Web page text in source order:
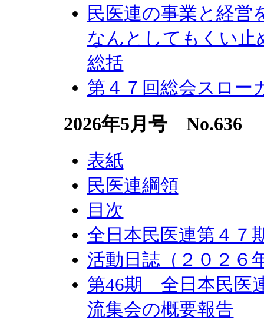
民医連の事業と経営
なんとしてもくい
総括
第４７回総会スロー
2026年5月号 No.636
表紙
民医連綱領
目次
全日本民医連第４
活動日誌（２０２６
第46期 全日本民医
流集会の概要報告